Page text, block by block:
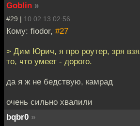
Goblin »
#29 | 10.02.13 02:56
Кому: fiodor, #27
> Дим Юрич, я про роутер, зря
то, что умеет - дорого.
да я ж не бедствую, камрад
очень сильно хвалили
bqbr0 »